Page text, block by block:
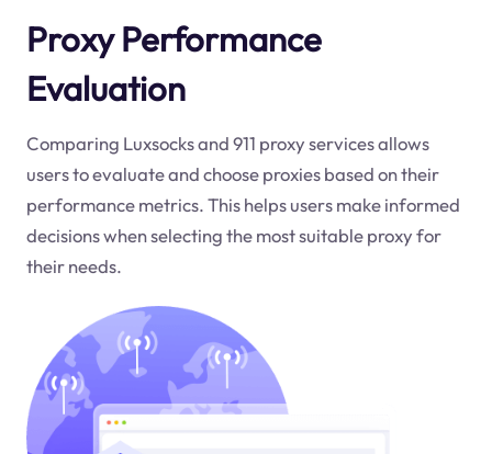
Proxy Performance
Evaluation
Comparing Luxsocks and 911 proxy services allows
users to evaluate and choose proxies based on their
performance metrics. This helps users make informed
decisions when selecting the most suitable proxy for
their needs.